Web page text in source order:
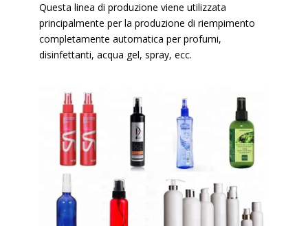
Questa linea di produzione viene utilizzata
principalmente per la produzione di riempimento
completamente automatica per profumi,
disinfettanti, acqua gel, spray, ecc.